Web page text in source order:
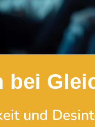
bei
und